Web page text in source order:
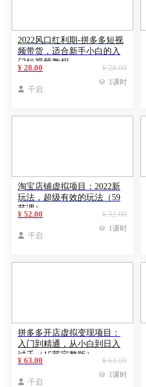
2022风口红利期-拼多多短视
频带货，适合新手小白的入
门短视频教程
¥ 28.00
¥ 28.00
 千启
 1课时
淘宝店铺虚拟项目：2022新
玩法，超级有效的玩法（59
节课）
¥ 52.00
¥ 52.00
 千启
 1课时
拼多多开店虚拟变现项目：
入门到精通，从小白到日入
过千（15节完整版）
¥ 63.00
¥ 63.00
 千启
 1课时